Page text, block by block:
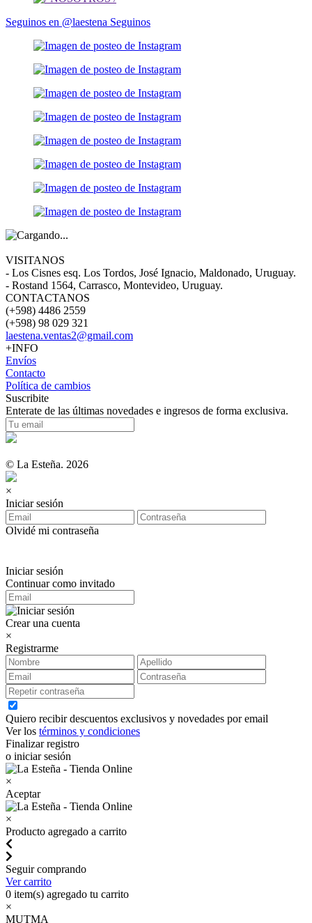
Seguinos en @laestena Seguinos
VISITANOS
- Los Cisnes esq. Los Tordos, José Ignacio, Maldonado, Uruguay.
- Rostand 1564, Carrasco, Montevideo, Uruguay.
CONTACTANOS
(+598) 4486 2559
(+598) 98 029 321
laestena.ventas2@gmail.com
+INFO
Envíos
Contacto
Política de cambios
Suscribite
Enterate de las últimas novedades e ingresos de forma exclusiva.
© La Esteña. 2026
×
Iniciar sesión
Olvidé mi contraseña
Iniciar sesión
Continuar como invitado
Crear una cuenta
×
Registrarme
Quiero recibir descuentos exclusivos y novedades por email
Ver los términos y condiciones
Finalizar registro
o iniciar sesión
×
Aceptar
×
Producto agregado a carrito
Seguir comprando
Ver carrito
0 item(s) agregado tu carrito
×
MUTMA